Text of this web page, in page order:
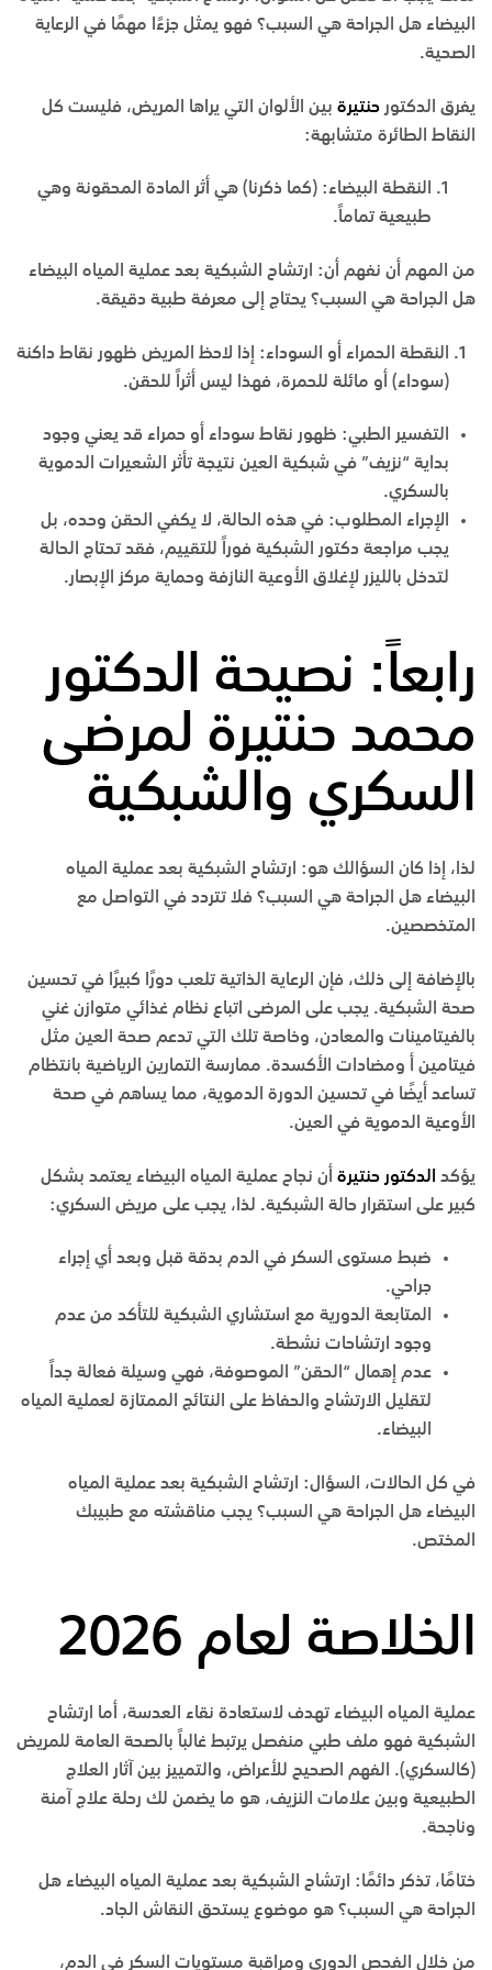
البيضاء هل الجراحة هي السبب؟ فهو يمثل جزءًا مهمًا في الرعاية
الصحية.
يفرق الدكتور حنتيرة بين الألوان التي يراها المريض، فليست كل
النقاط الطائرة متشابهة:
النقطة البيضاء: (كما ذكرنا) هي أثر المادة المحقونة وهي
طبيعية تماماً.
من المهم أن نفهم أن: ارتشاح الشبكية بعد عملية المياه البيضاء
هل الجراحة هي السبب؟ يحتاج إلى معرفة طبية دقيقة.
النقطة الحمراء أو السوداء: إذا لاحظ المريض ظهور نقاط داكنة
(سوداء) أو مائلة للحمرة، فهذا ليس أثراً للحقن.
التفسير الطبي: ظهور نقاط سوداء أو حمراء قد يعني وجود
بداية “نزيف” في شبكية العين نتيجة تأثر الشعيرات الدموية
بالسكري.
الإجراء المطلوب: في هذه الحالة، لا يكفي الحقن وحده، بل
يجب مراجعة دكتور الشبكية فوراً للتقييم، فقد تحتاج الحالة
لتدخل بالليزر لإغلاق الأوعية النازفة وحماية مركز الإبصار.
رابعاً: نصيحة الدكتور
محمد حنتيرة لمرضى
السكري والشبكية
لذا، إذا كان السؤالك هو: ارتشاح الشبكية بعد عملية المياه
البيضاء هل الجراحة هي السبب؟ فلا تتردد في التواصل مع
المتخصصين.
بالإضافة إلى ذلك، فإن الرعاية الذاتية تلعب دورًا كبيرًا في تحسين
صحة الشبكية. يجب على المرضى اتباع نظام غذائي متوازن غني
بالفيتامينات والمعادن، وخاصة تلك التي تدعم صحة العين مثل
فيتامين أ ومضادات الأكسدة. ممارسة التمارين الرياضية بانتظام
تساعد أيضًا في تحسين الدورة الدموية، مما يساهم في صحة
الأوعية الدموية في العين.
يؤكد الدكتور حنتيرة أن نجاح عملية المياه البيضاء يعتمد بشكل
كبير على استقرار حالة الشبكية. لذا، يجب على مريض السكري:
ضبط مستوى السكر في الدم بدقة قبل وبعد أي إجراء
جراحي.
المتابعة الدورية مع استشاري الشبكية للتأكد من عدم
وجود ارتشاحات نشطة.
عدم إهمال “الحقن” الموصوفة، فهي وسيلة فعالة جداً
لتقليل الارتشاح والحفاظ على النتائج الممتازة لعملية المياه
البيضاء.
في كل الحالات، السؤال: ارتشاح الشبكية بعد عملية المياه
البيضاء هل الجراحة هي السبب؟ يجب مناقشته مع طبيبك
المختص.
الخلاصة لعام 2026
عملية المياه البيضاء تهدف لاستعادة نقاء العدسة، أما ارتشاح
الشبكية فهو ملف طبي منفصل يرتبط غالباً بالصحة العامة للمريض
(كالسكري). الفهم الصحيح للأعراض، والتمييز بين آثار العلاج
الطبيعية وبين علامات النزيف، هو ما يضمن لك رحلة علاج آمنة
وناجحة.
ختامًا، تذكر دائمًا: ارتشاح الشبكية بعد عملية المياه البيضاء هل
الجراحة هي السبب؟ هو موضوع يستحق النقاش الجاد.
من خلال الفحص الدوري ومراقبة مستويات السكر في الدم،